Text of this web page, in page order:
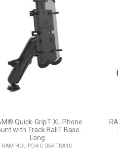
Quick-GripT XL Phone
with Track BallT Base -
Long
RAM-HOL-PD4-C-354-TRA1U